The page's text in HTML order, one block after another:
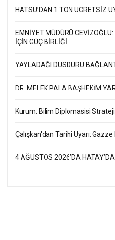
HATSU’DAN 1 TON ÜCRETSİZ
EMNİYET MÜDÜRÜ
İÇİN GÜÇ BİRLİĞİ
YAYLADAĞI DUSDURU
DR. MELEK PALA BAŞHEKİM
Kurum: Bilim Diplomasisi
Çalışkan'dan Tarihi Uyarı:
4 AĞUSTOS 2026’DA